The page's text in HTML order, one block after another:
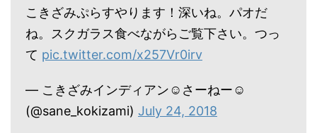
こきざみぷらすやります！深いね。パオだ
ね。スクガラス食べながらご覧下さい。つっ
て pic.twitter.com/x257Vr0irv
— こきざみインディアン☺︎さーねー☺︎
(@sane_kokizami) July 24, 2018